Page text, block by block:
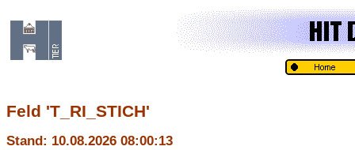
Feld 'T_RI_STICH'
Stand: 10.08.2026 08:00:13